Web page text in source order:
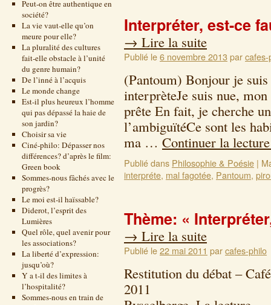
Peut-on être authentique en
société?
La vie vaut-elle qu’on
meure pour elle?
La pluralité des cultures
fait-elle obstacle à l’unité
du genre humain?
De l’inné à l’acquis
Le monde change
Est-il plus heureux l’homme
qui pas dépassé la haie de
son jardin?
Choisir sa vie
Ciné-philo: Dépasser nos
différences? d’après le film:
Green book
Sommes-nous fâchés avec le
progrès?
Le moi est-il haïssable?
Diderot, l’esprit des
Lumières
Quel rôle, quel avenir pour
les associations?
La liberté d’expression:
jusqu’où?
Y a t-il des limites à
l’hospitalité?
Sommes-nous en train de
Interpréter, est-ce
→ Lire la suite
Publié le6 novembre 2013parcafes-
(Pantoum) Bonjour je
interprèteJe suis nue,
prête En fait, je cherche
l’ambiguïtéCe sont les
ma … Continuer la
Publié dans Philosophie & Poésie |
interpréte, mal fagotée, Pantoum,
Thème: «
→ Lire la suite
Publié le22 mai 2011 parcafes-philo
Restitution du débat –
2011